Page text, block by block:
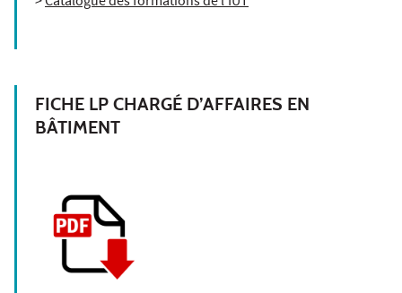
FICHE LP CHARGÉ D’AFFAIRES EN
BÂTIMENT